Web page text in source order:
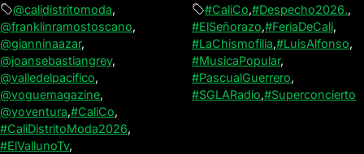
@calidistritomoda,
@franklinramostoscano,
@gianninaazar,
@joansebastiangrey,
@valledelpacifico,
@voguemagazine,
@yoventura,#CaliCo,
#CaliDistritoModa2026,
#ElVallunoTv,
#CaliCo,#Despecho2026.,
#ElSeñorazo,#FeriaDeCali,
#LaChismofilia,#LuisAlfonso,
#MusicaPopular,
#PascualGuerrero,
#SGLARadio,#Superconcierto